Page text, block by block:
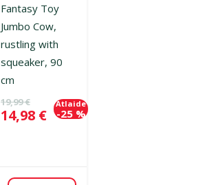
Fantasy Toy
Jumbo Cow,
rustling with
squeaker, 90
cm
Oriģinālā cena
19,99 €
Cena
14,98 €
Atlaide
-25 %